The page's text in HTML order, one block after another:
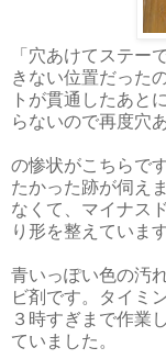
「穴あけてステー
きない位置だった
トが貫通したあと
らないので再度穴あ
の惨状がこちらで
たかった跡が伺え
なくて、マイナス
り形を整えています
青いっぽい色の汚
ビ剤です。タイミ
３時すぎまで作業
ていました。